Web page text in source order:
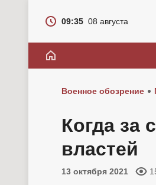
09:35 08 августа
Военное обозрение
Когда за
властей
13 октября 2021